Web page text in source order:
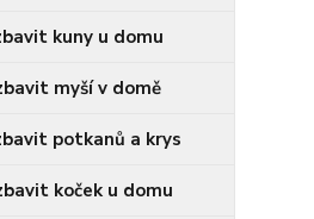
kuny u domu
myší v domě
potkanů a krys
koček u domu